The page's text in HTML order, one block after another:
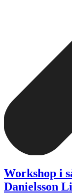
Workshop i
Danielsson